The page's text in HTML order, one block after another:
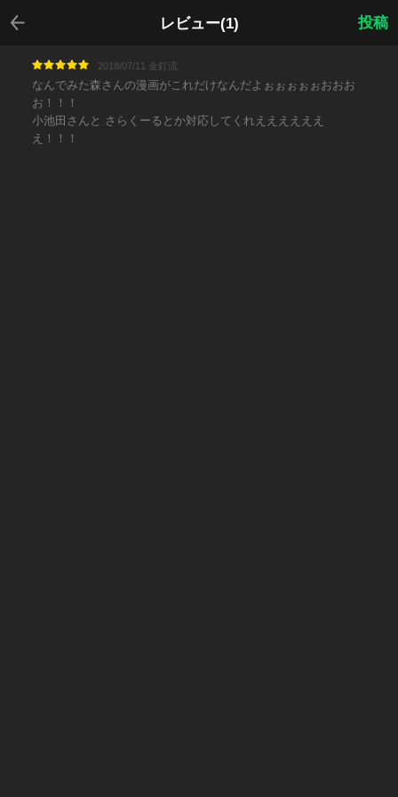
レビュー(1)
戻る
投稿
2018/07/11 金釘流
なんでみた森さんの漫画がこれだけなんだよぉぉぉぉぉおおお
お！！！
小池田さんと さらくーるとか対応してくれええええええ
え！！！